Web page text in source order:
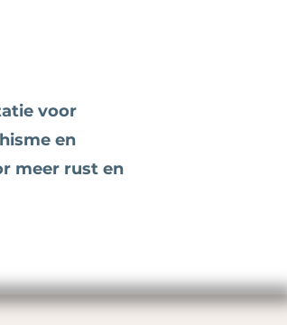
voor
en
meer rust en